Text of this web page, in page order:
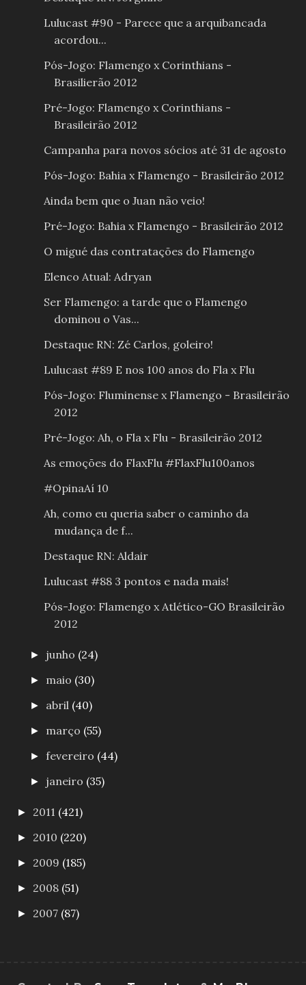
Lulucast #90 - Parece que a arquibancada
acordou...
Pós-Jogo: Flamengo x Corinthians -
Brasilierão 2012
Pré-Jogo: Flamengo x Corinthians -
Brasileirão 2012
Campanha para novos sócios até 31 de agosto
Pós-Jogo: Bahia x Flamengo - Brasileirão 2012
Ainda bem que o Juan não veio!
Pré-Jogo: Bahia x Flamengo - Brasileirão 2012
O migué das contratações do Flamengo
Elenco Atual: Adryan
Ser Flamengo: a tarde que o Flamengo
dominou o Vas...
Destaque RN: Zé Carlos, goleiro!
Lulucast #89 E nos 100 anos do Fla x Flu
Pós-Jogo: Fluminense x Flamengo - Brasileirão
2012
Pré-Jogo: Ah, o Fla x Flu - Brasileirão 2012
As emoções do FlaxFlu #FlaxFlu100anos
#OpinaAí 10
Ah, como eu queria saber o caminho da
mudança de f...
Destaque RN: Aldair
Lulucast #88 3 pontos e nada mais!
Pós-Jogo: Flamengo x Atlético-GO Brasileirão
2012
► junho (24)
► maio (30)
► abril (40)
► março (55)
►fevereiro (44)
► janeiro (35)
► 2011 (421)
► 2010 (220)
► 2009 (185)
► 2008 (51)
► 2007 (87)